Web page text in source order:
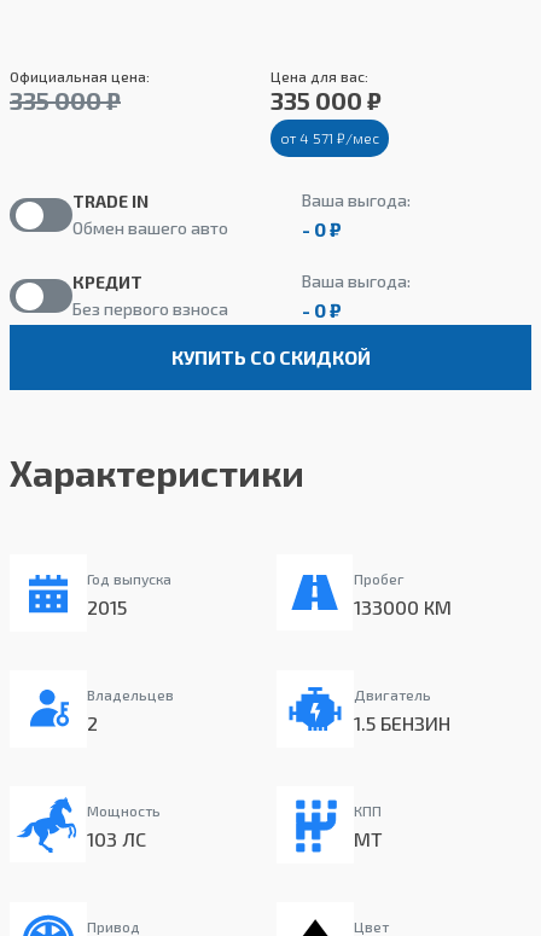
Официальная цена:
335 000 ₽
Цена для вас:
335 000 ₽
от 4 571 ₽/мес
TRADE IN
Обмен вашего авто
Ваша выгода:
- 0 ₽
КРЕДИТ
Без первого взноса
Ваша выгода:
- 0 ₽
КУПИТЬ СО СКИДКОЙ
Характеристики
Год выпуска
2015
Пробег
133000 КМ
Владельцев
2
Двигатель
1.5 БЕНЗИН
Мощность
103 ЛС
КПП
MT
Привод Цвет